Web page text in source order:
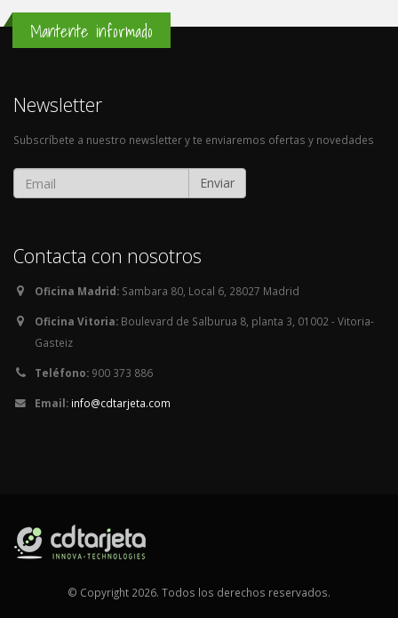
Mantente informado
Newsletter
Subscríbete a nuestro newsletter y te enviaremos ofertas y novedades
Enviar
Contacta con nosotros
Oficina Madrid: Sambara 80, Local 6, 28027 Madrid
Oficina Vitoria: Boulevard de Salburua 8, planta 3, 01002 - Vitoria-
Gasteiz
Teléfono: 900 373 886
Email: info@cdtarjeta.com
© Copyright 2026. Todos los derechos reservados.